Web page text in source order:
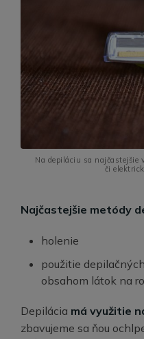
Na depiláciu sa
či
Najčastejšie metódy
holenie
použitie
obsahom látok na
Depilácia má využitie
zbavujeme sa ňou